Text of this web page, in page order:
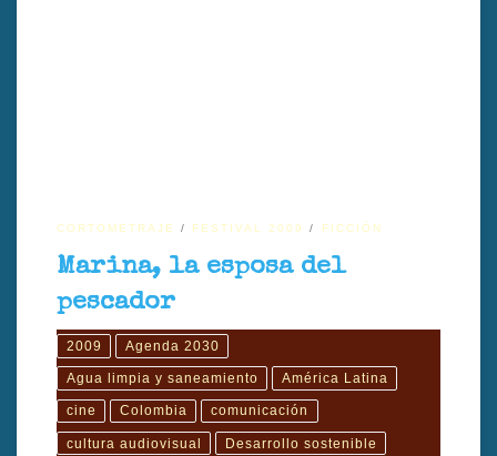
CORTOMETRAJE FESTIVAL 2009 FICCIÓN
Marina, la esposa del
pescador
2009 Agenda 2030
Agua limpia y saneamiento América Latina
cine Colombia comunicación
cultura audiovisual Desarrollo sostenible